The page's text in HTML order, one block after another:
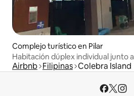
Complejo turístico en Pilar
Habitación dúplex individual junto
Airbnb Filipinas Colebra Island